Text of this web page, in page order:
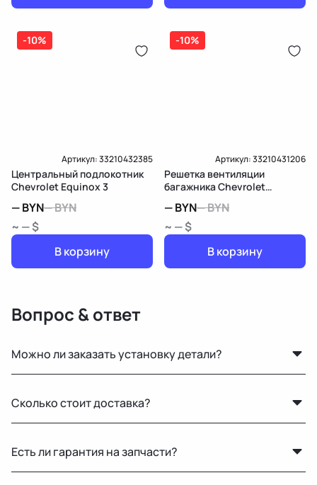
-10%
Артикул:33210432385
Центральный подлокотник
Chevrolet Equinox 3
—BYN—BYN
~ — $
В корзину
-10%
Артикул:33210431206
Решетка вентиляции
багажника Chevrolet
—BYN—BYN
~ — $
В корзину
Вопрос & ответ
Можно ли заказать установку детали?
только на продаже автозапчастей.
Сколько стоит доставка?
доставки. Менеджер рассчитает точную цену при
оформлении.
Есть ли гарантия на запчасти?